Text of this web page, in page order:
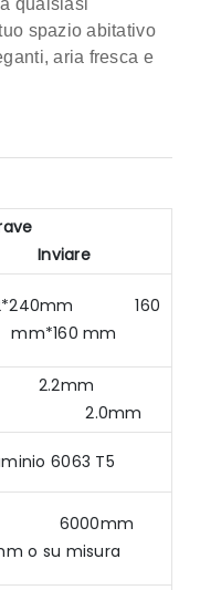
qualsiasi
spazio abitativo
aria fresca e
Inviare
160
mm*160 mm
2.2mm
6063 T5
6000mm
o su misura